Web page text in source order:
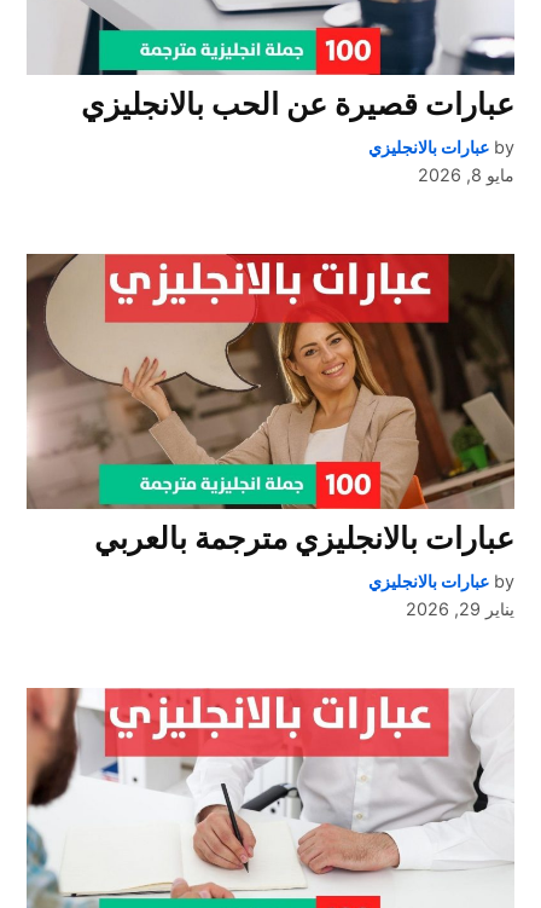
عبارات قصيرة عن الحب بالانجليزي
by عبارات بالانجليزي
مايو 8, 2026
عبارات بالانجليزي مترجمة بالعربي
by عبارات بالانجليزي
يناير 29, 2026